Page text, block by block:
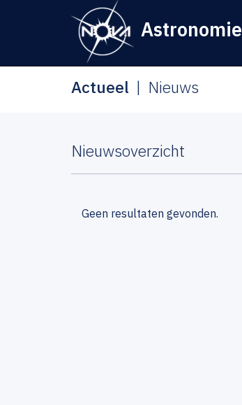
Astronomie
Actueel Nieuws
Nieuwsoverzicht
Geen resultaten gevonden.